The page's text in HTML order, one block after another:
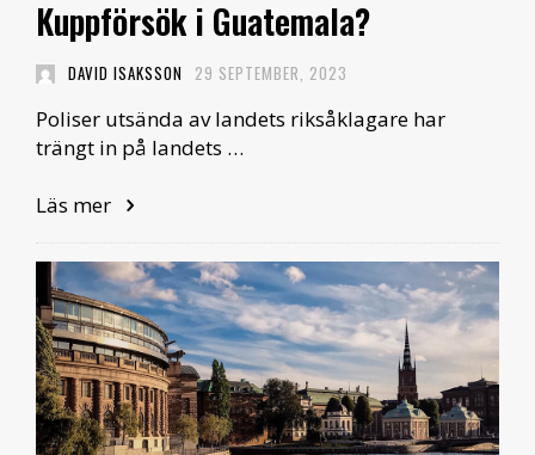
Kuppförsök i Guatemala?
DAVID ISAKSSON 29 SEPTEMBER, 2023
Poliser utsända av landets riksåklagare har
trängt in på landets …
Läs mer